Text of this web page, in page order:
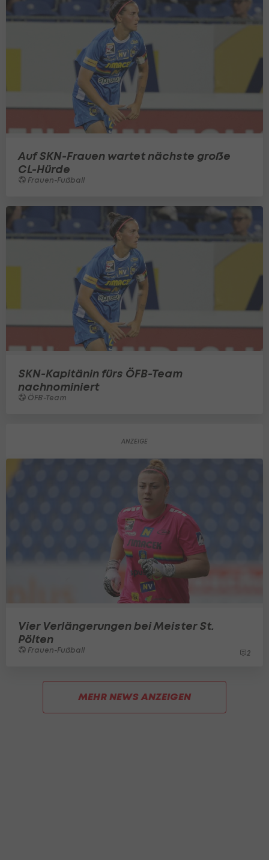
Auf SKN-Frauen wartet nächste große
CL-Hürde
Frauen-Fußball
SKN-Kapitänin fürs ÖFB-Team
nachnominiert
ÖFB-Team
Vier Verlängerungen bei Meister St.
Pölten
Frauen-Fußball 2
MEHR NEWS ANZEIGEN